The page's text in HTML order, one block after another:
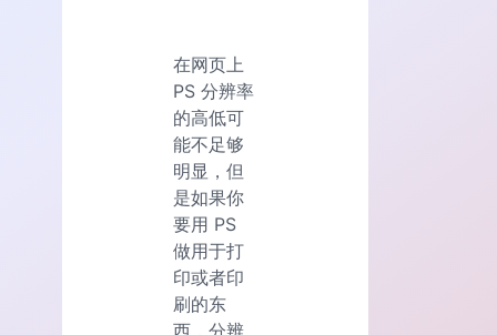
在网页上
PS 分辨率
的高低可
能不足够
明显，但
是如果你
要用 PS
做用于打
印或者印
刷的东
西，分辨